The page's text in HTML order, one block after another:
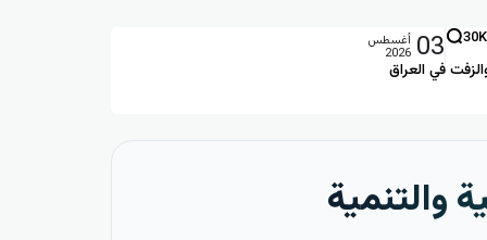
في العراق
30K
03 أغسطس
2026
والتنمية